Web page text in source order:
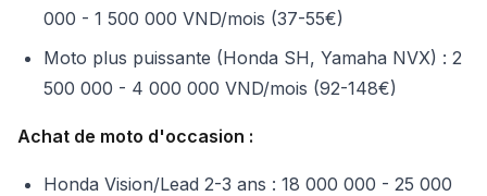
000 - 1 500 000 VND/mois (37-55€)
Moto plus puissante (Honda SH, Yamaha NVX) : 2
500 000 - 4 000 000 VND/mois (92-148€)
Achat de moto d'occasion :
Honda Vision/Lead 2-3 ans : 18 000 000 - 25 000